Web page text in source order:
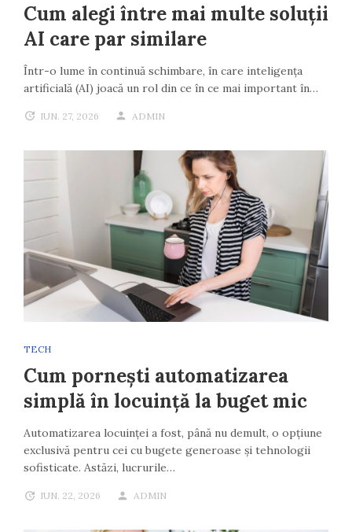
Cum alegi între mai multe soluții
AI care par similare
Într-o lume în continuă schimbare, în care inteligența
artificială (AI) joacă un rol din ce în ce mai important în…
IUN. 27, 2026 ADMIN
TECH
Cum pornești automatizarea
simplă în locuință la buget mic
Automatizarea locuinței a fost, până nu demult, o opțiune
exclusivă pentru cei cu bugete generoase și tehnologii
sofisticate. Astăzi, lucrurile…
IUN. 22, 2026 ADMIN